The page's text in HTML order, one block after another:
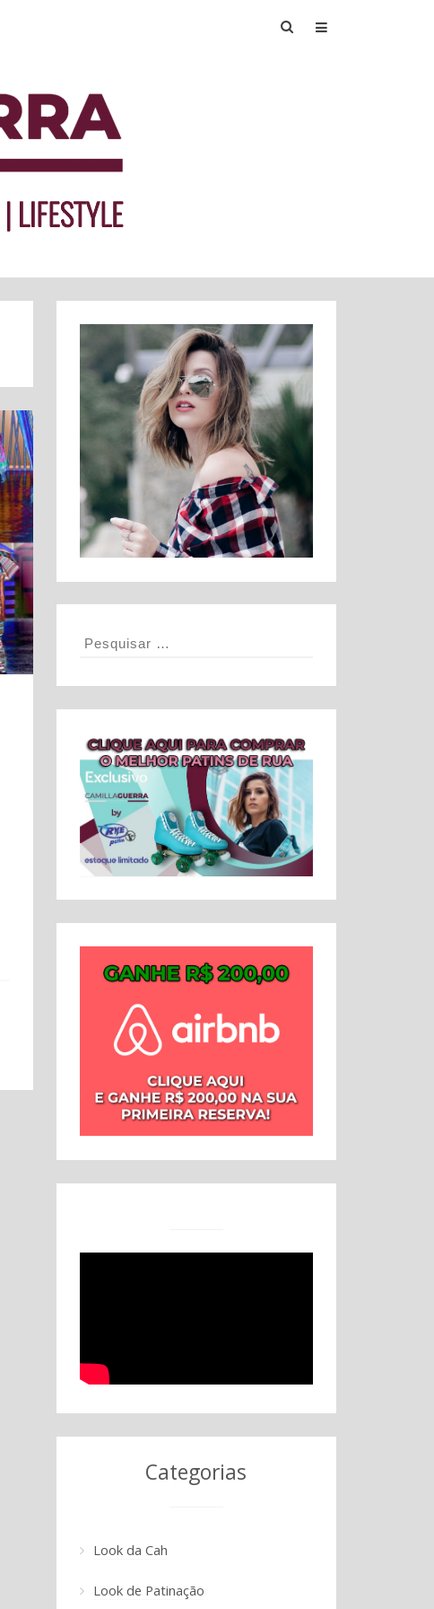
Categorias
Look da Cah
Look de Patinação